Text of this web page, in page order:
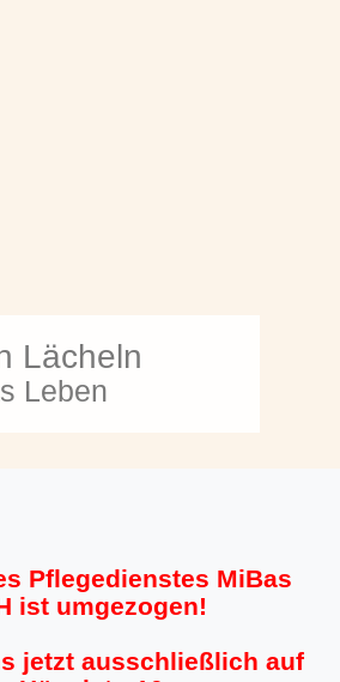
Lächeln
Leben
Pflegedienstes MiBas
ist umgezogen!
jetzt ausschließlich auf